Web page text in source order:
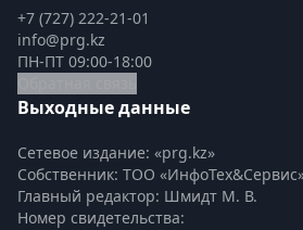
+7 (727) 222-21-01
info@prg.kz
ПН-ПТ 09:00-18:00
Выходные данные
Сетевое издание: «prg.kz»
Собственник: ТОО
Главный редактор: Шмидт М. В.
Номер свидетельства: